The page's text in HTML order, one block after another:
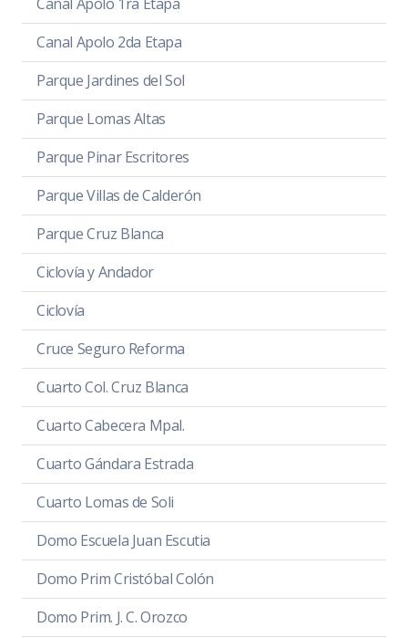
Canal Apolo 2da Etapa
Parque Jardines del Sol
Parque Lomas Altas
Parque Pinar Escritores
Parque Villas de Calderón
Parque Cruz Blanca
Ciclovía y Andador
Ciclovía
Cruce Seguro Reforma
Cuarto Col. Cruz Blanca
Cuarto Cabecera Mpal.
Cuarto Gándara Estrada
Cuarto Lomas de Soli
Domo Escuela Juan Escutia
Domo Prim Cristóbal Colón
Domo Prim. J. C. Orozco